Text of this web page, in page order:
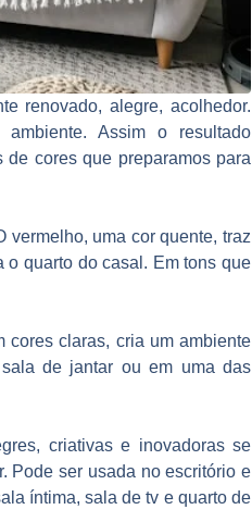
renovado, alegre, acolhedor.
Assim o resultado
cores que preparamos para
vermelho, uma cor quente, traz
o quarto do casal. Em tons que
cores claras, cria um ambiente
de jantar ou em uma das
criativas e inovadoras se
Pode ser usada no escritório e
íntima, sala de tv e quarto de